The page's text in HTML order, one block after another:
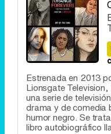
Estrenada en 2013
Lionsgate
una serie de
drama y de comedia
humor negro. Se
libro autobiográfico